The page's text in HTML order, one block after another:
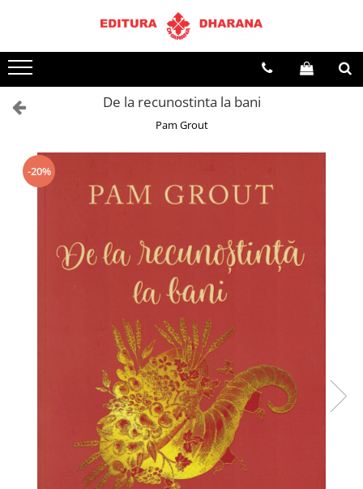
Terapii
Dietoterapie
De la recunostinta la bani
Pam Grout
-20%